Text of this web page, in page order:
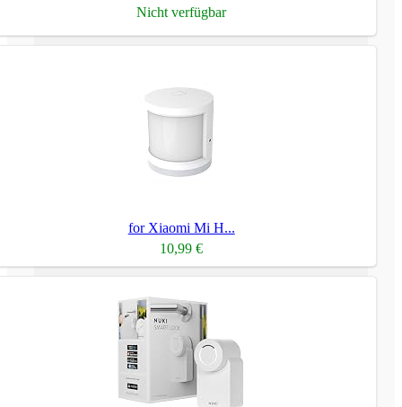
Nicht verfügbar
for Xiaomi Mi H...
10,99 €